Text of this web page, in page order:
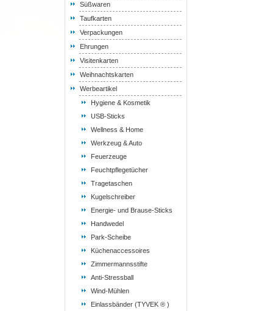
Süßwaren
Taufkarten
Verpackungen
Ehrungen
Visitenkarten
Weihnachtskarten
Werbeartikel
Hygiene & Kosmetik
USB-Sticks
Wellness & Home
Werkzeug & Auto
Feuerzeuge
Feuchtpflegetücher
Tragetaschen
Kugelschreiber
Energie- und Brause-Sticks
Handwedel
Park-Scheibe
Küchenaccessoires
Zimmermannsstifte
Anti-Stressball
Wind-Mühlen
Einlassbänder (TYVEK ® )